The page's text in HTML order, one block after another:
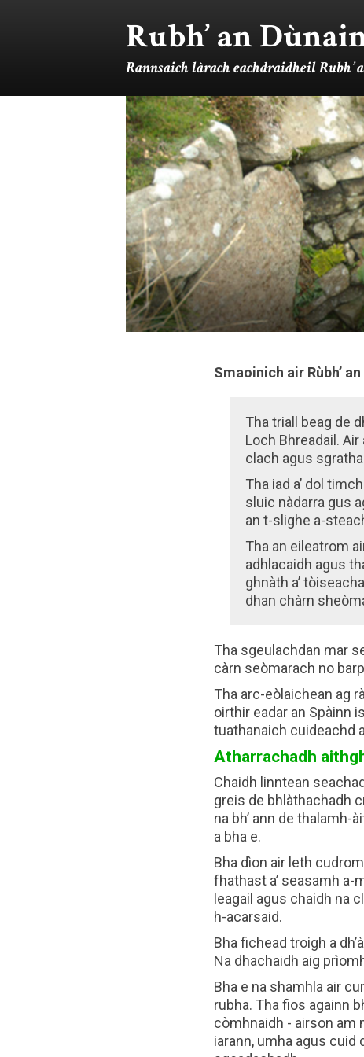
Rubh’ an
Rannsaich làrach eachdraidheil Rubh’
Smaoinich air Rùbh’
Tha triall beag de
Loch Bhreadail.
clach agus
Tha iad a’ dol
sluic nàdarra gus
an t-slighe a-
Tha an eileatrom
adhlacaidh agus
ghnàth a’
dhan chàrn
Tha sgeulachdan mar
càrn seòmarach no
Tha arc-eòlaichean ag
oirthir eadar an Spàinn
tuathanaich cuideachd
Atharrachadh
Chaidh linntean
greis de bhlàthachadh
na bh’ ann de
a bha e.
Bha dìon air leth
fhathast a’ seasamh a-
leagail agus chaidh na
h-acarsaid.
Bha fichead troigh a
Na dhachaidh aig
Bha e na shamhla air
rubha. Tha fios againn
còmhnaidh - airson am
iarann, umha agus cuid